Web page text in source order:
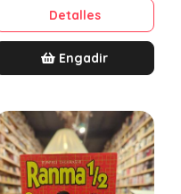
Detalles
Engadir